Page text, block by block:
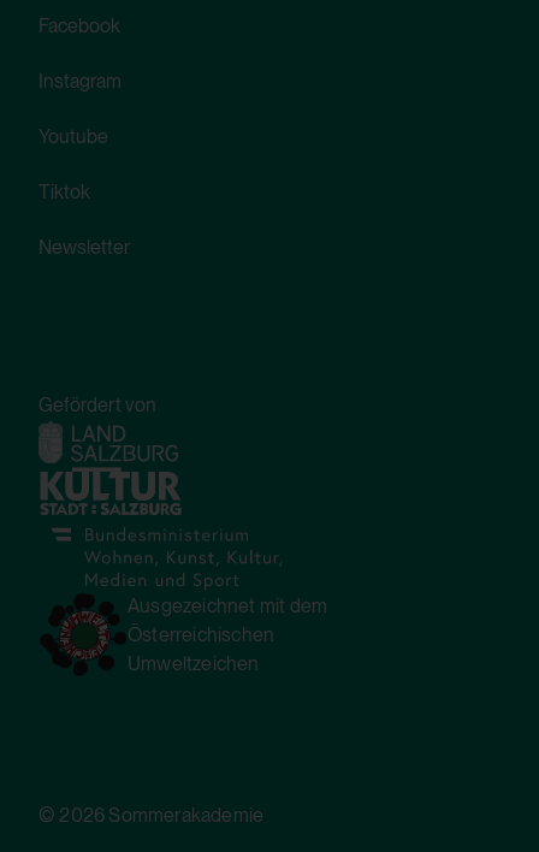
HTML Session Storage:
Abruf eines auf anderen Webseiten
HTML Session Storage:
yt-remote-fast-check-period
Verwendungszweck:
Speichert die Benutzereinstellungen beim
Abruf eines auf anderen Webseiten
integrierten YouTube-Videos
HTTP Cookie:
Facebook
Instagram
Youtube
Tiktok
Newsletter
Gefördert von
Ausgezeichnet mit dem
Österreichischen
Umweltzeichen
© 2026 Sommerakademie